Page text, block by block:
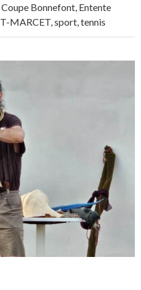
Coupe Bonnefont Entente
MARCET sport tennis